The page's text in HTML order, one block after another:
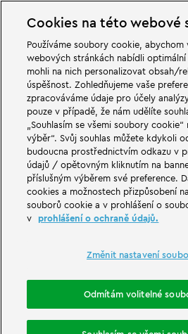
V dobrodružných světech rodinného a
Německu na vás čekají velké věci. Zažij
LEGO®. LEGOLAND v Německu je zábavní
od 2 do 12 let. LEGOLAND Park se nachází
LEGOLAND Deutschland je jedním z
a jedním z nejznámějších a nejoblíbenějších
svými 68 atrakcemi nabízí zábavní park
Kromě zábavního parku je součástí
domech, v rytířských hradech, v kempu a
LEGO, the LEGO logo, the Brick and Knob
DUPLO, FRIENDS, MINDSTORMS, NINJAGO
The LEGO Group. ©2026 The LEGO Group.
THE LEGO® MOVIE © & ™ LEGO Group &
Cookies na této webové
Používáme soubory cookie, abychom
webových stránkách nabídli optimální
mohli na nich personalizovat obsah/
úspěšnost. Zohledňujeme vaše
zpracováváme údaje pro účely
pouze v případě, že nám udělíte
„Souhlasím se všemi soubory
výběr“. Svůj souhlas můžete kdykoli
budoucna prostřednictvím odkazu v
údajů / opětovným kliknutím na
příslušným výběrem své preference.
cookies a možnostech přizpůsobení
souborů cookie a v prohlášení o
v prohlášení o ochraně údajů.
Změnit nastavení
Odmítám volitelné